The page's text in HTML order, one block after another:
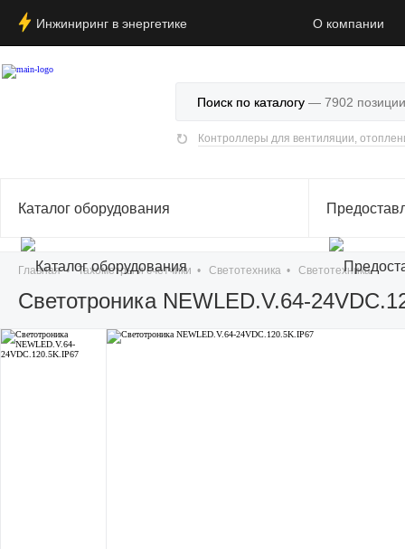
Инжиниринг в энергетике О компании
Поиск по каталогу
Каталог оборудования
Главная • Тахометры и счетчики • Светотехника • Светотехника
Светотроника NEWLED.V.64-